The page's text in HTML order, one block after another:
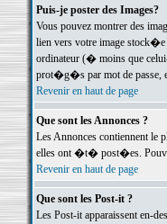
Puis-je poster des Images?
Vous pouvez montrer des
lien vers votre image
ordinateur (� moins que
prot�g�s par mot de passe,
Revenir en haut de page
Que sont les Annonces ?
Les Annonces contiennent le
elles ont �t� post�es.
Revenir en haut de page
Que sont les Post-it ?
Les Post-it apparaissent en-